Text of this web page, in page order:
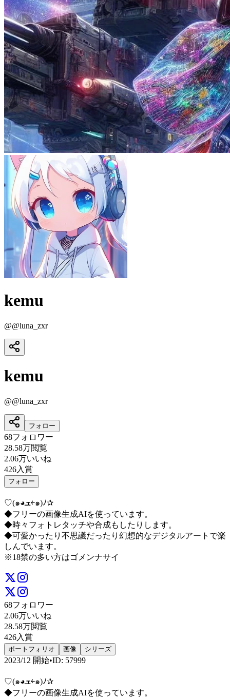
kemu
@@luna_zxr
kemu
@@luna_zxr
フォロー
68フォロワー
28.58万閲覧
2.06万いいね
426入賞
フォロー
♡(๑◕ܫ￩๑)ﾉ✰
◆フリーの画像生成AIを使っています。
◆時々フォトレタッチや合成もしたりします。
◆可愛かったり不思議だったり幻想的なデジタルアートで楽
しんでいます。
※18禁の多い方はゴメンナサイ
68フォロワー
2.06万いいね
28.58万閲覧
426入賞
ポートフォリオ 画像 シリーズ
2023/12 開始•ID: 57999
♡(๑◕ܫ￩๑)ﾉ✰
◆フリーの画像生成AIを使っています。